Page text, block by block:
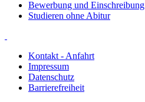
Bewerbung und Einschreibung
Studieren ohne Abitur
Kontakt - Anfahrt
Impressum
Datenschutz
Barrierefreiheit